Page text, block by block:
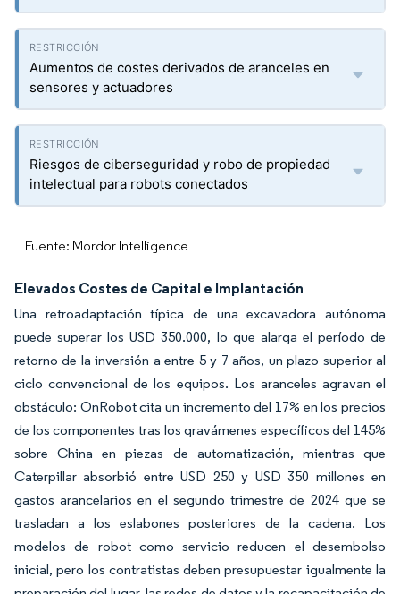
Aumentos de costes derivados de aranceles en
sensores y actuadores
Riesgos de ciberseguridad y robo de propiedad
intelectual para robots conectados
Fuente: Mordor Intelligence
Elevados Costes de Capital e Implantación
Una retroadaptación típica de una excavadora autónoma
puede superar los USD 350.000, lo que alarga el período de
retorno de la inversión a entre 5 y 7 años, un plazo superior al
ciclo convencional de los equipos. Los aranceles agravan el
obstáculo: OnRobot cita un incremento del 17% en los precios
de los componentes tras los gravámenes específicos del 145%
sobre China en piezas de automatización, mientras que
Caterpillar absorbió entre USD 250 y USD 350 millones en
gastos arancelarios en el segundo trimestre de 2024 que se
trasladan a los eslabones posteriores de la cadena. Los
modelos de robot como servicio reducen el desembolso
inicial, pero los contratistas deben presupuestar igualmente la